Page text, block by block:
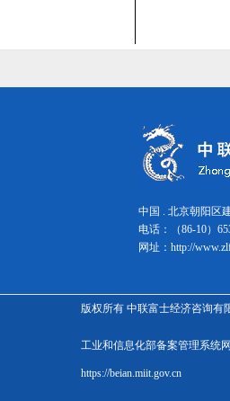
中国 . 北京朝阳区
电话：（86-
网址： http://
版权所有 中联富士经济咨询有
工业和信息化部备案管理系
https://beian.miit.gov.cn